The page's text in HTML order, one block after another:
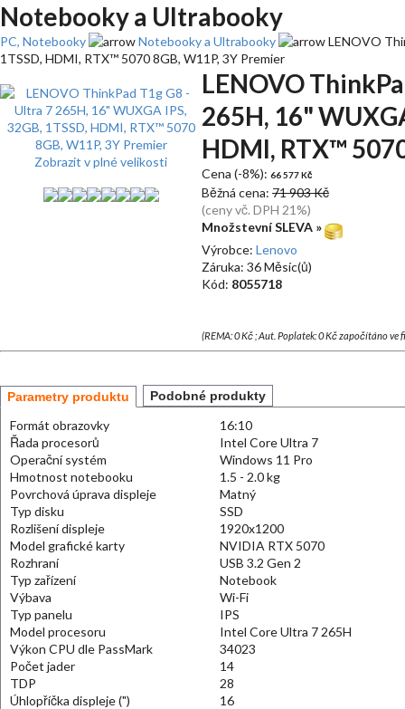
Notebooky a Ultrabooky
PC, Notebooky Notebooky a Ultrabooky
LENOVO
1TSSD, HDMI, RTX™ 5070 8GB, W11P, 3Y Premier
Zobrazit v plné velikosti
LENOVO
265H, 16"
HDMI, RTX™
Cena (-8%): 66 577 Kč
Běžná cena: 71 903 Kč
(ceny vč. DPH 21%)
Množstevní SLEVA »
Výrobce: Lenovo
Záruka: 36 Měsíc(ů)
Kód: 8055718
(REMA: 0 Kč ; Aut. Poplatek: 0 Kč započítáno
Parametry produktu Podobné produkty
Formát obrazovky
16:10
Řada procesorů
Intel Core Ultra 7
Operační systém
Windows 11 Pro
Hmotnost notebooku
1.5 - 2.0 kg
Povrchová úprava displeje
Matný
Typ disku
SSD
Rozlišení displeje
1920x1200
Model grafické karty
NVIDIA RTX 5070
Rozhraní
USB 3.2 Gen 2
Typ zařízení
Notebook
Výbava
Wi-Fi
Typ panelu
IPS
Model procesoru
Intel Core Ultra 7 265H
Výkon CPU dle PassMark
34023
Počet jader
14
TDP
28
Úhlopříčka displeje (")
16